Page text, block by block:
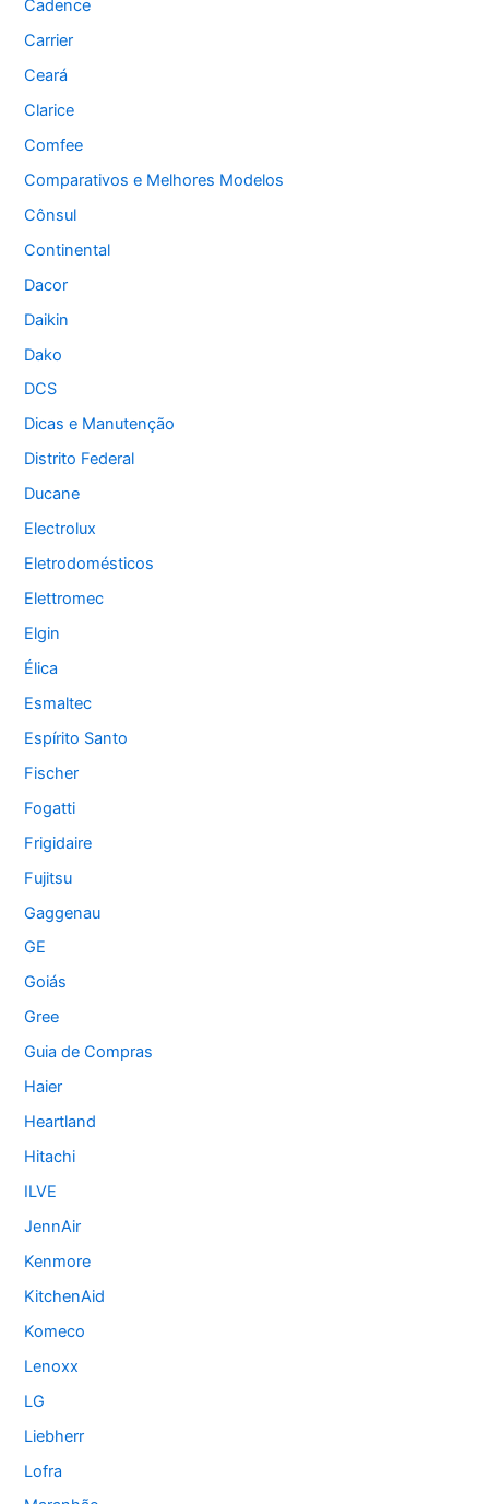
Cadence
Carrier
Ceará
Clarice
Comfee
Comparativos e Melhores Modelos
Cônsul
Continental
Dacor
Daikin
Dako
DCS
Dicas e Manutenção
Distrito Federal
Ducane
Electrolux
Eletrodomésticos
Elettromec
Elgin
Élica
Esmaltec
Espírito Santo
Fischer
Fogatti
Frigidaire
Fujitsu
Gaggenau
GE
Goiás
Gree
Guia de Compras
Haier
Heartland
Hitachi
ILVE
JennAir
Kenmore
KitchenAid
Komeco
Lenoxx
LG
Liebherr
Lofra